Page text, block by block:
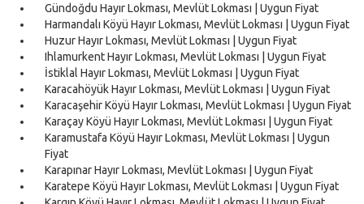
Gündoğdu Hayır Lokması, Mevlüt Lokması | Uygun Fiyat
Harmandalı Köyü Hayır Lokması, Mevlüt Lokması | Uygun Fiyat
Huzur Hayır Lokması, Mevlüt Lokması | Uygun Fiyat
Ihlamurkent Hayır Lokması, Mevlüt Lokması | Uygun Fiyat
İstiklal Hayır Lokması, Mevlüt Lokması | Uygun Fiyat
Karacahöyük Hayır Lokması, Mevlüt Lokması | Uygun Fiyat
Karacaşehir Köyü Hayır Lokması, Mevlüt Lokması | Uygun Fiyat
Karaçay Köyü Hayır Lokması, Mevlüt Lokması | Uygun Fiyat
Karamustafa Köyü Hayır Lokması, Mevlüt Lokması | Uygun
Fiyat
Karapınar Hayır Lokması, Mevlüt Lokması | Uygun Fiyat
Karatepe Köyü Hayır Lokması, Mevlüt Lokması | Uygun Fiyat